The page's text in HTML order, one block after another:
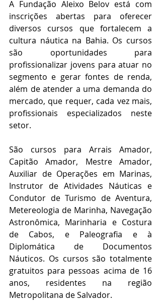
A Fundação Aleixo Belov está com
inscrições abertas para oferecer
diversos cursos que fortalecem a
cultura náutica na Bahia. Os cursos
são oportunidades para
profissionalizar jovens para atuar no
segmento e gerar fontes de renda,
além de atender a uma demanda do
mercado, que requer, cada vez mais,
profissionais especializados neste
setor.
São cursos para Arrais Amador,
Capitão Amador, Mestre Amador,
Auxiliar de Operações em Marinas,
Instrutor de Atividades Náuticas e
Condutor de Turismo de Aventura,
Metereologia de Marinha, Navegação
Astronômica, Marinharia e Costura
de Cabos, e Paleografia e à
Diplomática de Documentos
Náuticos. Os cursos são totalmente
gratuitos para pessoas acima de 16
anos, residentes na região
Metropolitana de Salvador.